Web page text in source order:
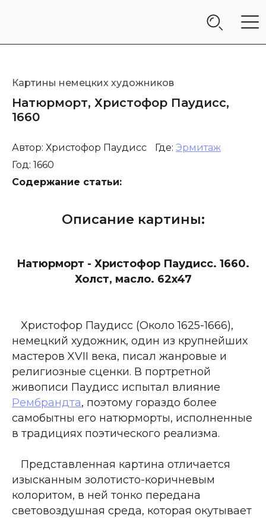
Картины немецких художников
Натюрморт, Христофор Паудисс,
1660
Автор: Христофор Паудисс Где: Эрмитаж
Год: 1660
Содержание статьи:
Описание картины:
Натюрморт - Христофор Паудисс. 1660.
Холст, масло. 62x47
Христофор Паудисс (Около 1625-1666),
немецкий художник, один из крупнейших
мастеров XVII века, писал жанровые и
религиозные сценки. В портретной
живописи Паудисс испытал влияние
Рембрандта, поэтому гораздо более
самобытны его натюрморты, исполненные
в традициях поэтического реализма.
Представленная картина отличается
изысканным золотисто-коричневым
колоритом, в ней тонко передана
световоздушная среда, которая окутывает